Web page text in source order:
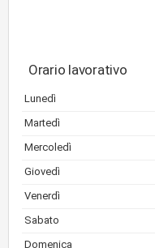
Orario lavorativo
Lunedì
Martedì
Mercoledì
Giovedì
Venerdì
Sabato
Domenica